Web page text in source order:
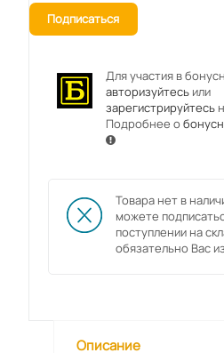
Подписаться
Для участия в
авторизуйтесьили
зарегистрируйтесь
Подробнее о
Товара нет в
можете
поступлении на
обязательно Вас
Описание